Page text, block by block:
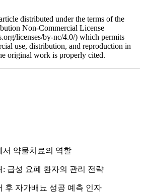
distributed under the terms of the
Non-Commercial License
licenses/by-nc/4.0/) which permits
use, distribution, and reproduction in
original work is properly cited.
서 약물치료의 역할
: 급성 요폐 환자의 관리 전략
후 자가배뇨 성공 예측 인자